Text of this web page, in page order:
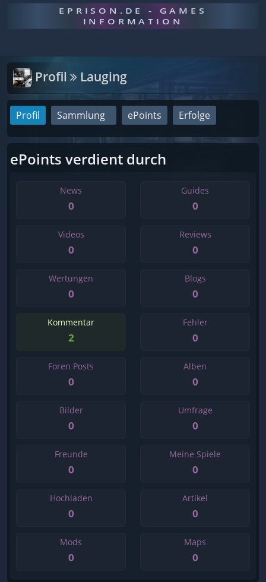
EPRISON.DE - GAMES
INFORMATION
Profil Lauging
Profil Sammlung ePoints Erfolge
ePoints verdient durch
News
0
Guides
0
Videos
0
Reviews
0
Wertungen
0
Blogs
0
Kommentar
2
Fehler
0
Foren Posts
0
Alben
0
Bilder
0
Umfrage
0
Freunde
0
Meine Spiele
0
Hochladen
0
Artikel
0
Mods
0
Maps
0